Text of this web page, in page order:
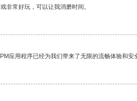
非常好玩，可以让我消磨时间。
应用程序已经为我们带来了无限的流畅体验和安